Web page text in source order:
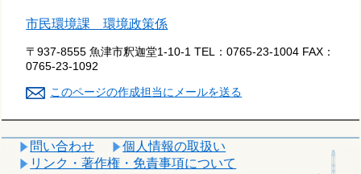
市民環境課 環境政策係
〒937-8555 魚津市釈迦堂1-10-1 TEL：0765-23-1004 FAX：
0765-23-1092
このページの作成担当にメールを送る
問い合わせ
個人情報の取扱い
リンク・著作権・免責事項について